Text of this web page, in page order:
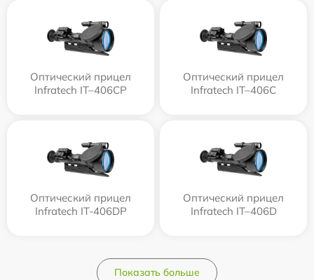
Оптический прицел
Infratech IT–406СP
Оптический прицел
Infratech IT–406С
Оптический прицел
Infratech IT-406DP
Оптический прицел
Infratech IT–406D
Показать больше